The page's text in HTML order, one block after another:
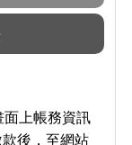
上帳務資訊
後，至網站